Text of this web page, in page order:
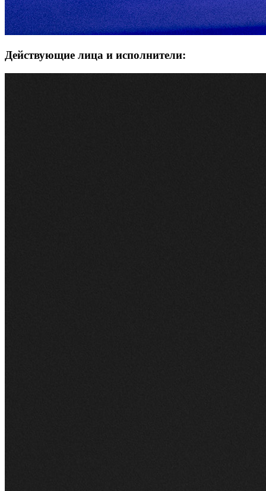
Действующие лица и исполнители: